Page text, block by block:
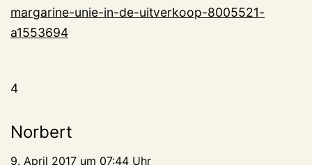
margarine-unie-in-de-uitverkoop-8005521-
a1553694
4
Norbert
9. April 2017 um 07:44 Uhr